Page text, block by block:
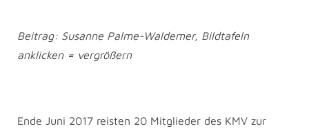
Beitrag: Susanne Palme-Waldemer, Bildtafeln
anklicken = vergrößern
Ende Juni 2017 reisten 20 Mitglieder des KMV zur